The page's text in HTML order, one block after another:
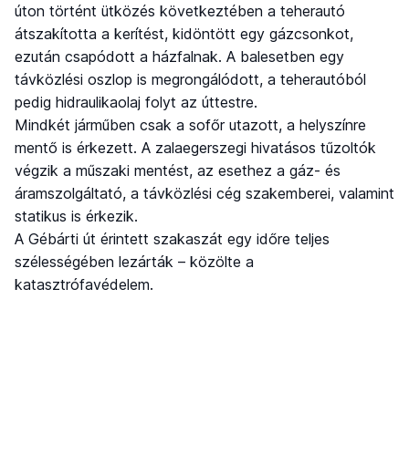
úton történt ütközés következtében a teherautó
átszakította a kerítést, kidöntött egy gázcsonkot,
ezután csapódott a házfalnak. A balesetben egy
távközlési oszlop is megrongálódott, a teherautóból
pedig hidraulikaolaj folyt az úttestre.
Mindkét járműben csak a sofőr utazott, a helyszínre
mentő is érkezett. A zalaegerszegi hivatásos tűzoltók
végzik a műszaki mentést, az esethez a gáz- és
áramszolgáltató, a távközlési cég szakemberei, valamint
statikus is érkezik.
A Gébárti út érintett szakaszát egy időre teljes
szélességében lezárták – közölte a
katasztrófavédelem.